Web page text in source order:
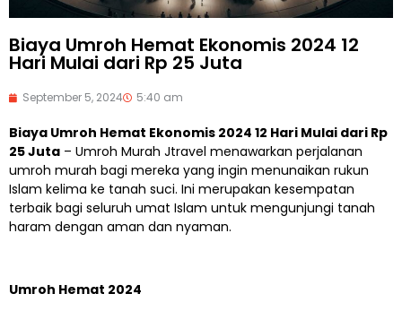
Biaya Umroh Hemat Ekonomis 2024 12
Hari Mulai dari Rp 25 Juta
September 5, 2024 5:40 am
Biaya Umroh Hemat Ekonomis 2024 12 Hari Mulai dari Rp
25 Juta – Umroh Murah Jtravel menawarkan perjalanan
umroh murah bagi mereka yang ingin menunaikan rukun
Islam kelima ke tanah suci. Ini merupakan kesempatan
terbaik bagi seluruh umat Islam untuk mengunjungi tanah
haram dengan aman dan nyaman.
Umroh Hemat 2024